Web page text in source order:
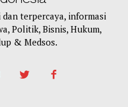
terpercaya, informasi
Politik, Bisnis, Hukum,
& Medsos.